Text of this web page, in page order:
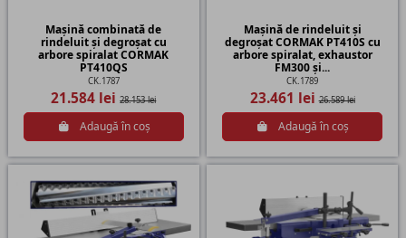
Mașină combinată de
rindeluit și degroșat cu
arbore spiralat CORMAK
PT410QS
CK.1787
21.584 lei28.153 lei
Adaugă în coș
Mașină de rindeluit și
degroșat CORMAK PT410S cu
arbore spiralat, exhaustor
FM300 și...
CK.1789
23.461 lei26.589 lei
Adaugă în coș